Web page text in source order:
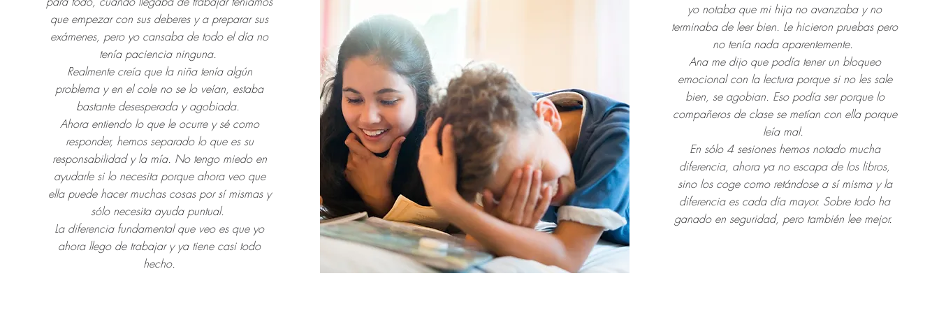
que empezar con sus deberes y a preparar sus
exámenes, pero yo cansaba de todo el día no
tenía paciencia ninguna.
Realmente creía que la niña tenía algún
problema y en el cole no se lo veían, estaba
bastante desesperada y agobiada.
Ahora entiendo lo que le ocurre y sé como
responder, hemos separado lo que es su
responsabilidad y la mía. No tengo miedo en
ayudarle si lo necesita porque ahora veo que
ella puede hacer muchas cosas por sí mismas y
sólo necesita ayuda puntual.
La diferencia fundamental que veo es que yo
ahora llego de trabajar y ya tiene casi todo
hecho.
yo notaba que mi hija no avanzaba y no
terminaba de leer bien. Le hicieron pruebas pero
no tenía nada aparentemente.
Ana me dijo que podía tener un bloqueo
emocional con la lectura porque si no les sale
bien, se agobian. Eso podía ser porque lo
compañeros de clase se metían con ella porque
leía mal.
En sólo 4 sesiones hemos notado mucha
diferencia, ahora ya no escapa de los libros,
sino los coge como retándose a sí misma y la
diferencia es cada día mayor. Sobre todo ha
ganado en seguridad, pero también lee mejor.